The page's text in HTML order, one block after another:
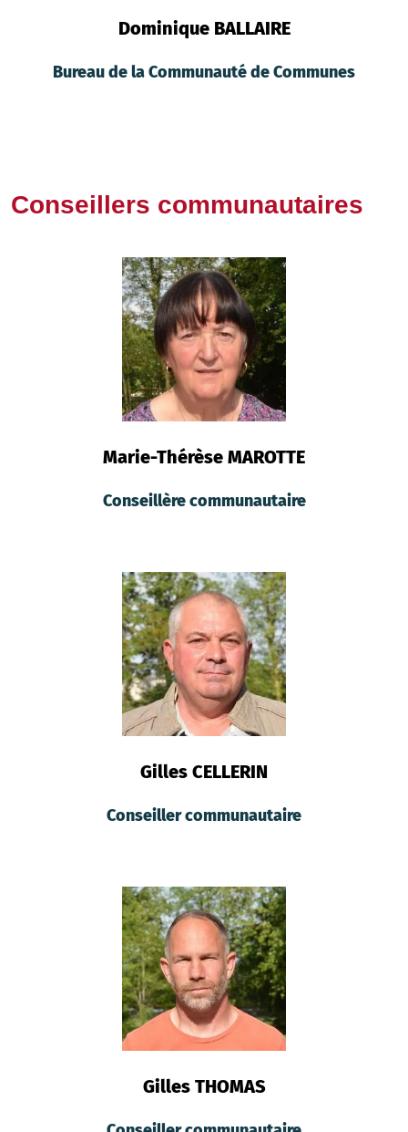
Dominique BALLAIRE
Bureau de la Communauté de Communes
Conseillers communautaires
Marie-Thérèse MAROTTE
Conseillère communautaire
Gilles CELLERIN
Conseiller communautaire
Gilles THOMAS